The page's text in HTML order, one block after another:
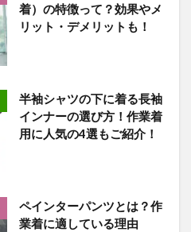
着）の特徴って？効果やメ
リット・デメリットも！
半袖シャツの下に着る長袖
インナーの選び方！作業着
用に人気の4選もご紹介！
ペインターパンツとは？作
業着に適している理由